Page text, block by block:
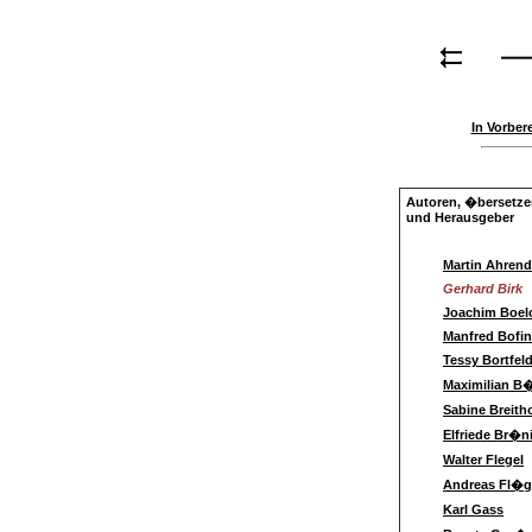
In
Autoren,
und Herausgeber
Martin
Gerhard Birk
Joachim
Manfred
Tessy
Maximilian
Sabine
Elfriede
Walter Flegel
Andreas
Karl Gass